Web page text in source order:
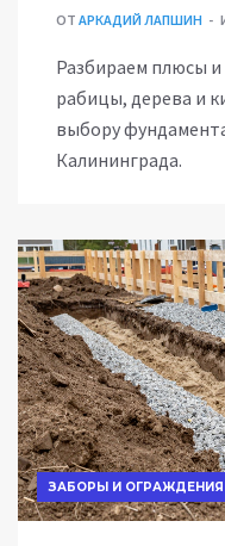
ОТ АРКАДИЙ ЛАПШИН
Разбираем плюсы
рабицы, дерева и
выбору
Калининграда.
ЗАБОРЫ И ОГРАЖДЕНИЯ